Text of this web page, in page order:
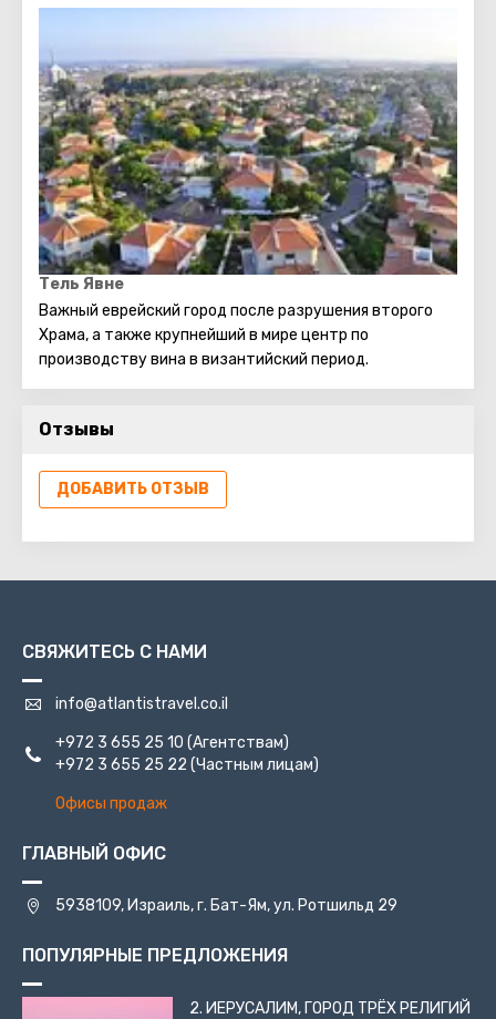
физической работой, выполняемой в молчании. В
они могут говорить, но сами монахи стараются делать
это как можно реже. При Латрунском монастыре
открыто производство знаменитого на весь мир
латрунского вина и оливкового масла, которые можно
купить в расположенном неподалёку магазине.
Тель Явне
Важный еврейский город после разрушения второго
Храма, а также крупнейший в мире центр по
производству вина в византийский период.
Отзывы
ДОБАВИТЬ ОТЗЫВ
СВЯЖИТЕСЬ С НАМИ
info@atlantistravel.co.il
+972 3 655 25 10 (Агентствам)
+972 3 655 25 22 (Частным лицам)
Офисы продаж
ГЛАВНЫЙ ОФИС
5938109, Израиль, г. Бат-Ям, ул. Ротшильд 29
ПОПУЛЯРНЫЕ ПРЕДЛОЖЕНИЯ
2. ИЕРУСАЛИМ, ГОРОД ТРЁХ РЕЛИГИЙ